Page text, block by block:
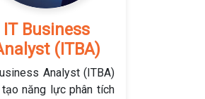
IT Business
(ITBA)
Analyst (ITBA)
năng lực phân tích